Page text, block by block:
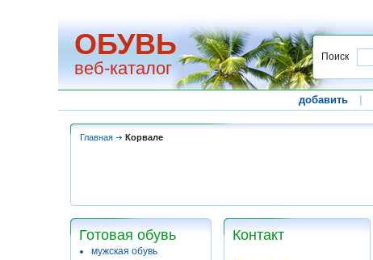
ОБУВЬ
веб-каталог
Поиск
добавить
Главная Корвале
Готовая обувь
мужская обувь
Контакт